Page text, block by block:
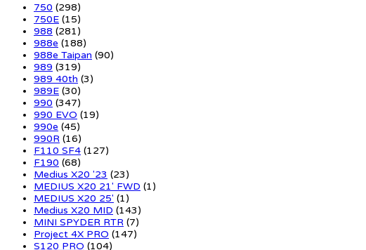
750 (298)
750E (15)
988 (281)
988e (188)
988e Taipan (90)
989 (319)
989 40th (3)
989E (30)
990 (347)
990 EVO (19)
990e (45)
990R (16)
F110 SF4 (127)
F190 (68)
Medius X20 '23 (23)
MEDIUS X20 21' FWD (1)
MEDIUS X20 25' (1)
Medius X20 MID (143)
MINI SPYDER RTR (7)
Project 4X PRO (147)
S120 PRO (104)